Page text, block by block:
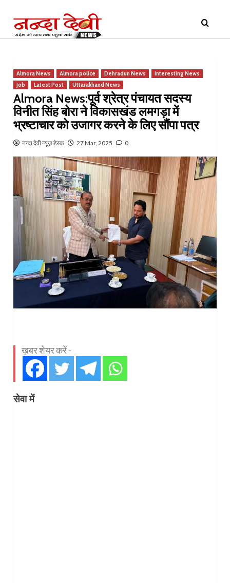
content
Menu
Almora News Almora police Dehradun News
Interesting News
Job
Latest Post Uttarakhand News
Almora News:पूर्व श्रेत्र पंचायत सदस्य
विनीत सिंह बोरा ने विकासखंड लमगड़ा में
भ्रष्टाचार को उजागर करने के लिए सौंपा पत्र
नन्दा देवी न्यूज़ डेस्क 27 Mar, 2025 0
ख़बर शेयर करें -
सेवा में